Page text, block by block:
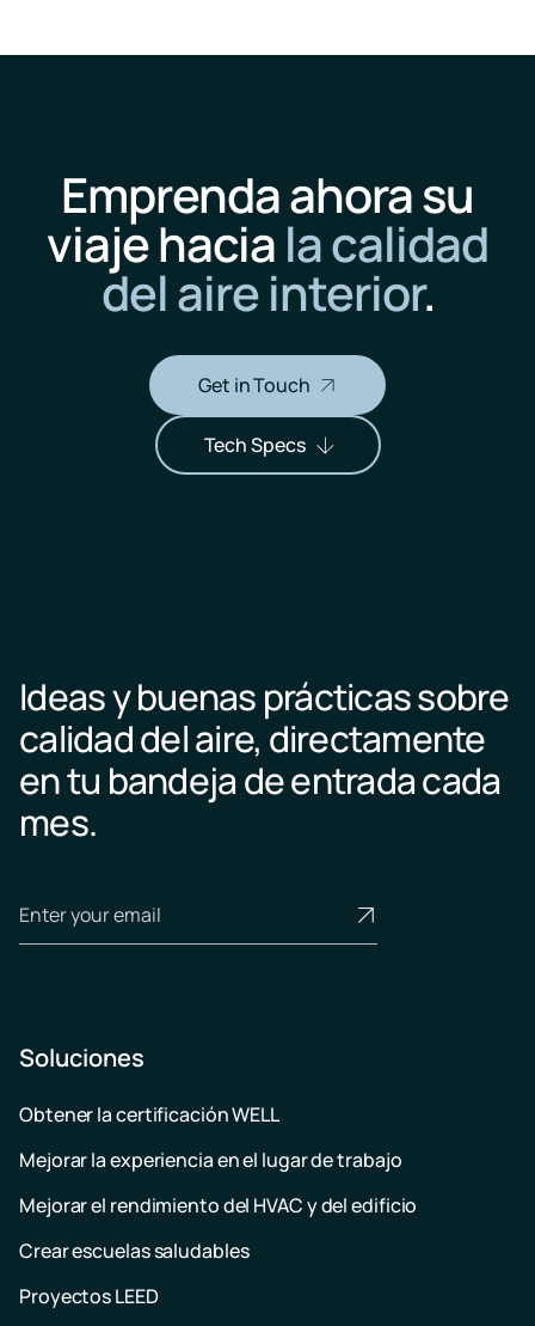
Emprenda ahora su
viaje hacia la calidad
del aire interior.
Get in Touch
Tech Specs
Ideas y buenas prácticas sobre
calidad del aire, directamente
en tu bandeja de entrada cada
mes.
Soluciones
Obtener la certificación WELL
Mejorar la experiencia en el lugar de trabajo
Mejorar el rendimiento del HVAC y del edificio
Crear escuelas saludables
Proyectos LEED